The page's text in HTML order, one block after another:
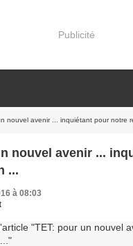
Publicité
nouvel avenir ... inquiétant pour notre
nouvel avenir ...
...
à 08:03